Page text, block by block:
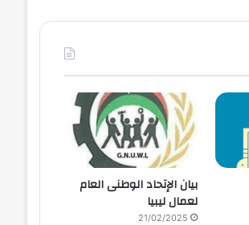
بيان الإتحاد الوطنى العام
لعمال ليبيا
21/02/2025